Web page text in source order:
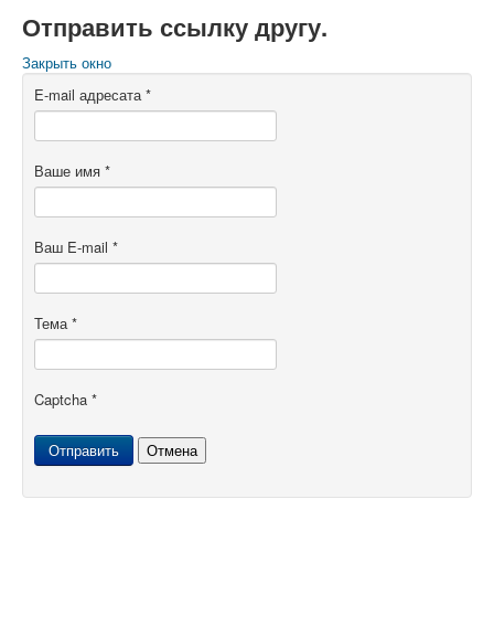
Отправить ссылку другу.
Закрыть окно
E-mail адресата*
Ваше имя *
Ваш E-mail *
Тема*
Captcha *
Отправить Отмена